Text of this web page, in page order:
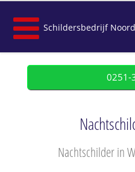
Schildersbedrijf
0251-
Nachtschilder in